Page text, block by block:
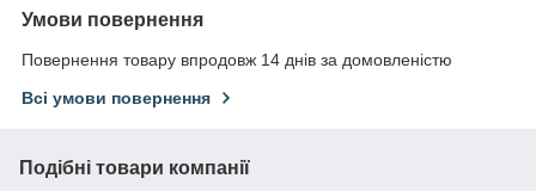
Умови повернення
Повернення товару впродовж 14 днів за домовленістю
Всі умови повернення
Подібні товари компанії